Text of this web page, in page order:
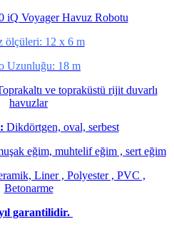
iQ Voyager Havuz Robotu
ölçüleri: 12 x 6 m
Uzunluğu: 18 m
ve topraküstü rijit duvarlı
havuzlar
Dikdörtgen, oval, serbest
eğim, muhtelif eğim , sert eğim
Liner , Polyester , PVC ,
Betonarme
garantilidir.